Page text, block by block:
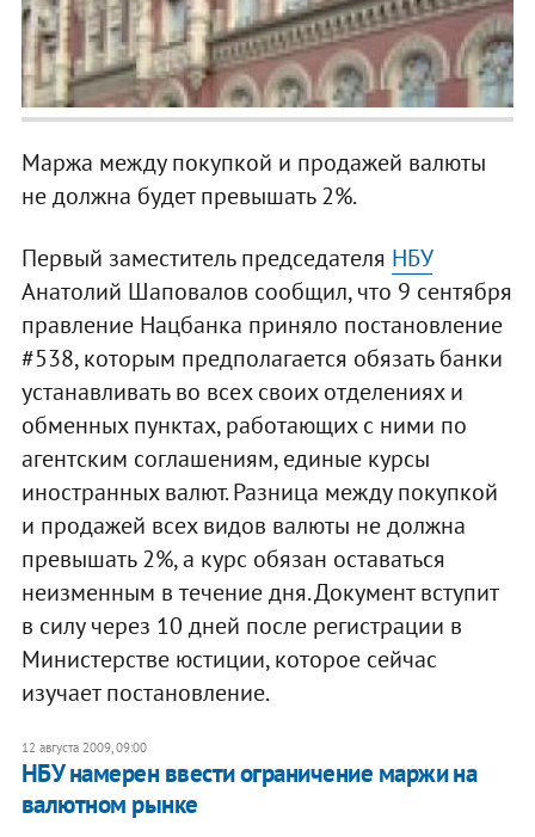
Маржа между покупкой и продажей валюты
не должна будет превышать 2%.
Первый заместитель председателя НБУ
Анатолий Шаповалов сообщил, что 9 сентября
правление Нацбанка приняло постановление
#538, которым предполагается обязать банки
устанавливать во всех своих отделениях и
обменных пунктах, работающих с ними по
агентским соглашениям, единые курсы
иностранных валют. Разница между покупкой
и продажей всех видов валюты не должна
превышать 2%, а курс обязан оставаться
неизменным в течение дня. Документ вступит
в силу через 10 дней после регистрации в
Министерстве юстиции, которое сейчас
изучает постановление.
12 августа 2009, 09:00
НБУ намерен ввести ограничение маржи на
валютном рынке